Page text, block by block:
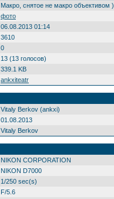
Макро, снятое не макро объективом )
фото
06.08.2013 01:14
3610
0
13 (13 голосов)
339.1 KB
ankxiteatr
Vitaly Berkov (ankxi)
01.08.2013
Vitaly Berkov
NIKON CORPORATION
NIKON D7000
1/250 sec(s)
F/5.6